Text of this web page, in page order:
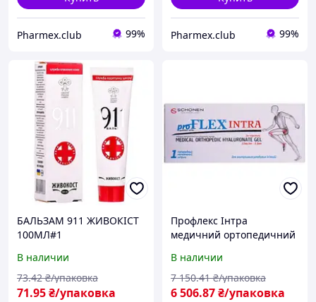
Pharmex.club 99% Pharmex.club 99%
БАЛЬЗАМ 911 ЖИВОКІСТ
100МЛ#1
В наличии
71.95₴/упаковка
73.42 ₴/упаковка
Профлекс Інтра
медичний ортопедичний
для ін'єкцій, 12 мг/мл, 2,5
мл
В наличии
6 506.87₴/упаковка
7 150.41 ₴/упаковка